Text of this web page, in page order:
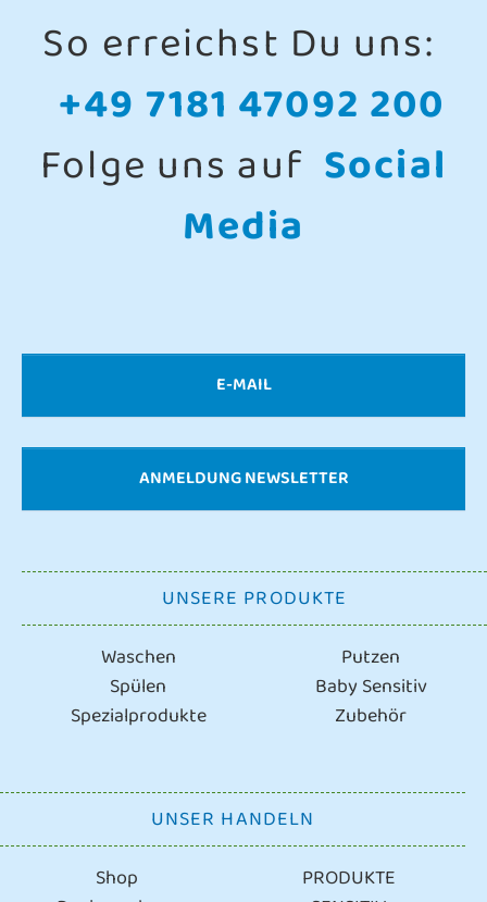
So erreichst Du uns:
+49 7181 47092 200
Folge uns auf Social
Media
E-MAIL
ANMELDUNG NEWSLETTER
UNSERE PRODUKTE
Waschen
Putzen
Spülen
Baby Sensitiv
Spezialprodukte
Zubehör
UNSER HANDELN
Shop
PRODUKTE